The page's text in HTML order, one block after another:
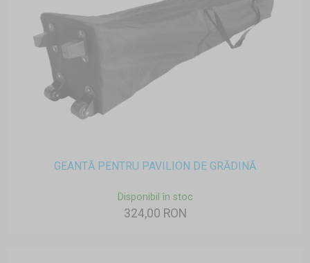
GEANTĂ PENTRU PAVILION DE GRĂDINĂ
Disponibil în stoc
324,00 RON